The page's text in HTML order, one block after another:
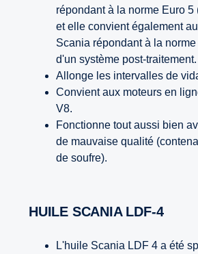
répondant à la norme Euro 5
et elle convient également
Scania répondant à la
d'un système post-traitement.
Allonge les intervalles de
Convient aux moteurs en
V8.
Fonctionne tout aussi bien
de mauvaise qualité
de soufre).
HUILE SCANIA LDF-4
L'huile Scania LDF 4 a été